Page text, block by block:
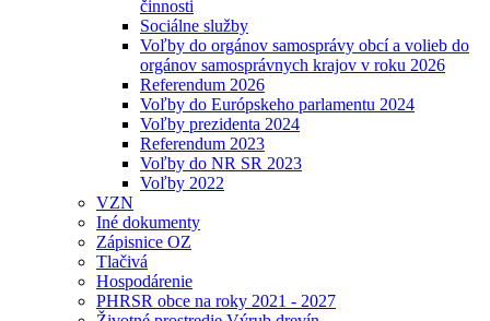
činnosti
Sociálne služby
Voľby do orgánov samosprávy obcí a volieb do
orgánov samosprávnych krajov v roku 2026
Referendum 2026
Voľby do Európskeho parlamentu 2024
Voľby prezidenta 2024
Referendum 2023
Voľby do NR SR 2023
Voľby 2022
VZN
Iné dokumenty
Zápisnice OZ
Tlačivá
Hospodárenie
PHRSR obce na roky 2021 - 2027